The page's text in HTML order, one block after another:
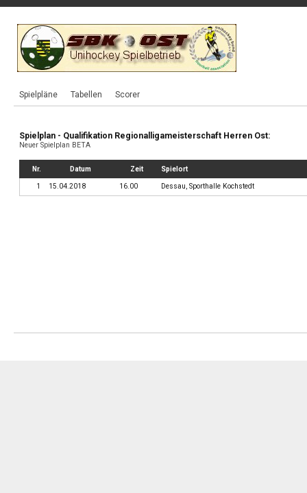
Spielpläne Tabellen Scorer
Spielplan - Qualifikation Regionalligameisterschaft Herren Ost:
Neuer Spielplan BETA
Nr. Datum Zeit
Spielort
1
15.04.2018 16.00 Dessau, Sporthalle Kochstedt